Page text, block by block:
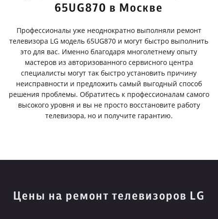
65UG870 в Москве
Профессионалы уже неоднократно выполняли ремонт
телевизора LG модель 65UG870 и могут быстро выполнить
это для вас. Именно благодаря многолетнему опыту
мастеров из авторизованного сервисного центра
специалисты могут так быстро установить причину
неисправности и предложить самый выгодный способ
решения проблемы. Обратитесь к профессионалам самого
высокого уровня и вы не просто восстановите работу
телевизора, но и получите гарантию.
Цены на ремонт телевизоров LG